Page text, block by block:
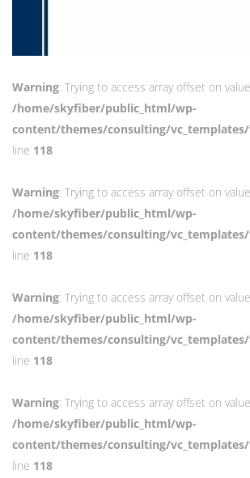
Warning: Trying to access array offset on
/home/skyfiber/public_html/wp-
content/themes/consulting/vc_templates/
line 118
Warning: Trying to access array offset on
/home/skyfiber/public_html/wp-
content/themes/consulting/vc_templates/
line 118
Warning: Trying to access array offset on
/home/skyfiber/public_html/wp-
content/themes/consulting/vc_templates/
line 118
Warning: Trying to access array offset on
/home/skyfiber/public_html/wp-
content/themes/consulting/vc_templates/
line 118